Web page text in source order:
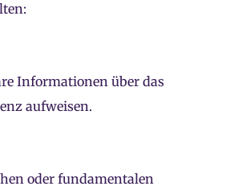
Informationen über das
aufweisen.
oder fundamentalen